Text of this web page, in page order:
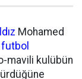
Mohamed
futbol
mavili kulübün